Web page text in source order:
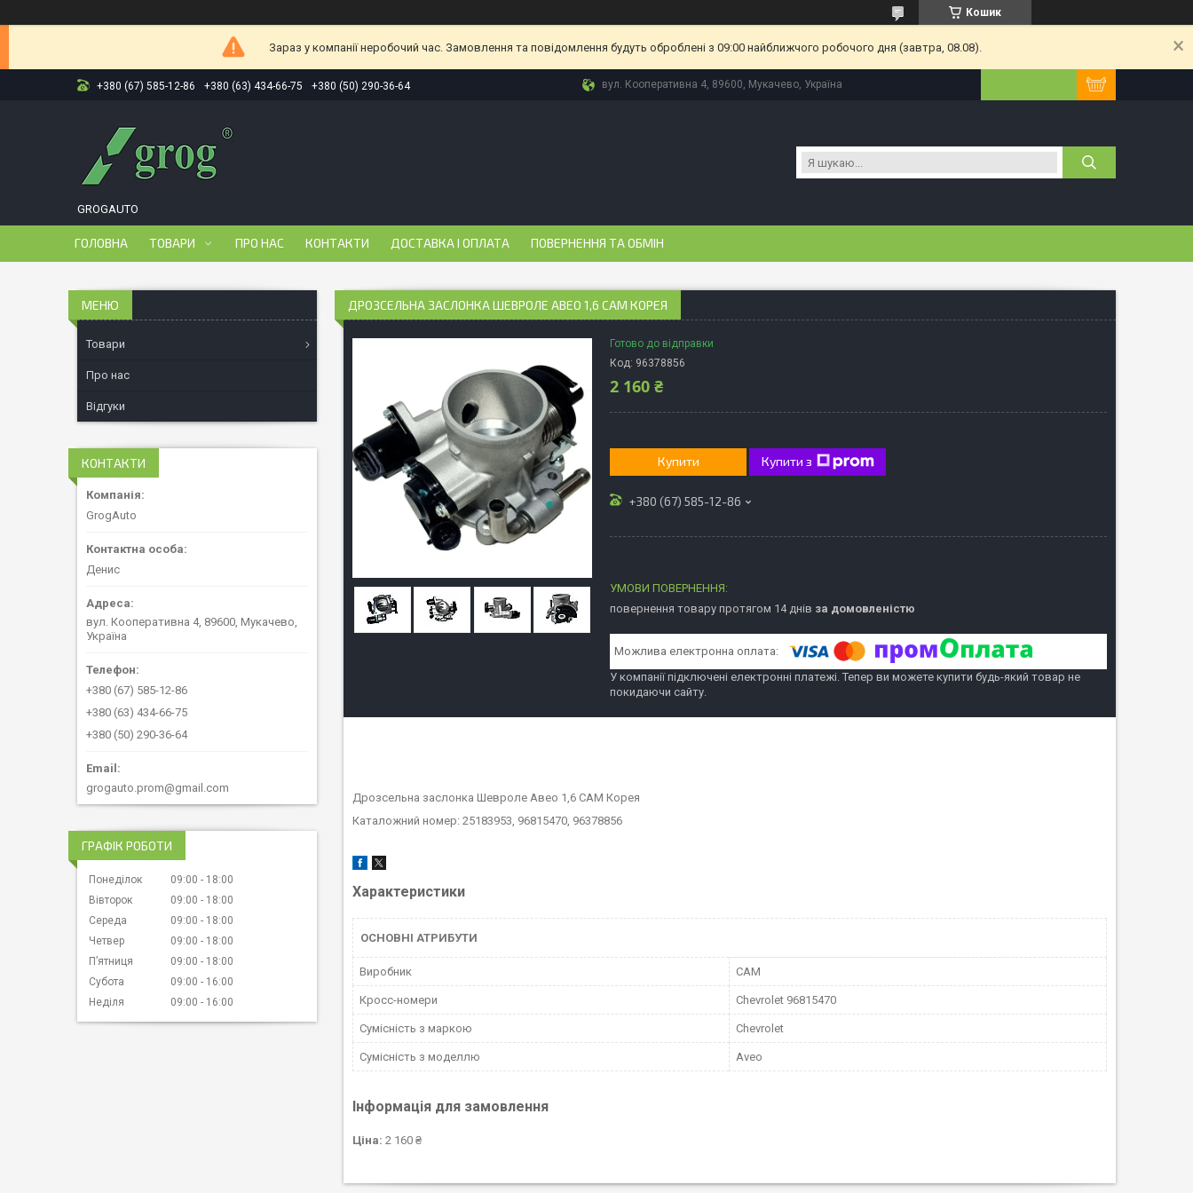
Кошик
Зараз у компанії неробочий час. Замовлення та повідомлення будуть оброблені з 09:00 найближчого робочого дня (завтра, 08.08).
+380 (67) 585-12-86 +380 (63) 434-66-75 +380 (50) 290-36-64 вул. Кооперативна 4, 89600, Мукачево, Україна
GROGAUTO
ГОЛОВНА ТОВАРИ ПРО НАС КОНТАКТИ ДОСТАВКА І ОПЛАТА ПОВЕРНЕННЯ ТА ОБМІН
ДРОЗСЕЛЬНА ЗАСЛОНКА ШЕВРОЛЕ АВЕО 1,6 CAM КОРЕЯ
Готово до відправки
Код: 96378856
2 160 ₴
Купити Купити з
+380 (67) 585-12-86
повернення товару протягом 14 днів за домовленістю
У компанії підключені електронні платежі. Тепер ви можете купити будь-який товар не
покидаючи сайту.
Дрозсельна заслонка Шевроле Авео 1,6 CAM Корея
Каталожний номер: 25183953, 96815470, 96378856
Характеристики
ОСНОВНІ АТРИБУТИ
Виробник CAM
Кросс-номери Chevrolet 96815470
Сумісність з маркою Chevrolet
Сумісність з моделлю Aveo
Інформація для замовлення
Ціна: 2 160 ₴
Товари
Про нас
Відгуки
КОНТАКТИ
GrogAuto
Денис
вул. Кооперативна 4, 89600, Мукачево,
Україна
+380 (67) 585-12-86
+380 (63) 434-66-75
+380 (50) 290-36-64
grogauto.prom@gmail.com
ГРАФІК РОБОТИ
Понеділок 09:00
18:00
Вівторок
09:00
18:00
Середа
09:00
18:00
Четвер
09:00
18:00
Пʼятниця
09:00
18:00
Субота
09:00
16:00
Неділя
09:00 16:00